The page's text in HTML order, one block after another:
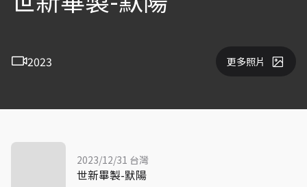
2023 更多照片
2023/12/31 台灣
世新畢製-默陽